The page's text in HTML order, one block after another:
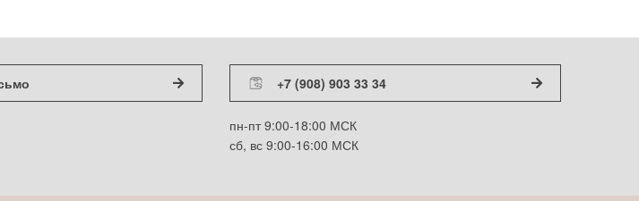
+7 (908) 903 33 34
пн-пт 9:00-18:00 МСК
сб, вс 9:00-16:00 МСК